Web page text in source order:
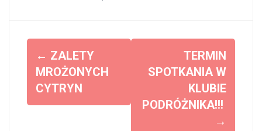
a
← ZALETY
MROŻONYCH
CYTRYN
TERMIN
SPOTKANIA W
KLUBIE
PODRÓŻNIKA!!!
→